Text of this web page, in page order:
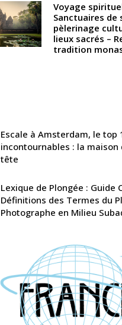
Voyage
Sanctuaires de
pèlerinage
lieux sacrés –
tradition
Escale à Amsterdam, le top
incontournables : la maison
tête
Lexique de Plongée : Guide
Définitions des Termes du
Photographe en Milieu